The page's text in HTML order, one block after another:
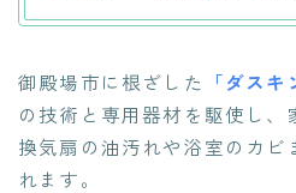
御殿場市に根ざした 「ダスキ
の技術と専用器材を駆使し
換気扇の油汚れや浴室のカビ
れます。